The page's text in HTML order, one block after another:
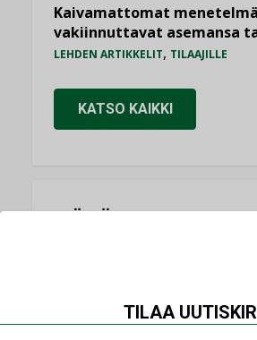
Kaivamattomat
vakiinnuttavat asemansa
LEHDEN ARTIKKELIT, TILAAJILLE
KATSO KAIKKI
NÄKÖKULMIA
TILAA